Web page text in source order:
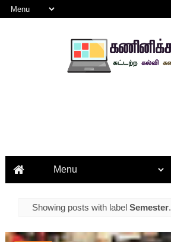
Showing posts with labelSemester.